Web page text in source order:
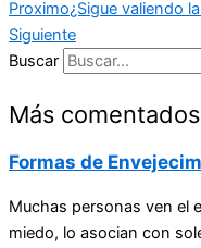
Proximo¿Sigue valiendo
Siguiente
Buscar
Más comentados
Formas de
Muchas personas ven el
miedo, lo asocian con